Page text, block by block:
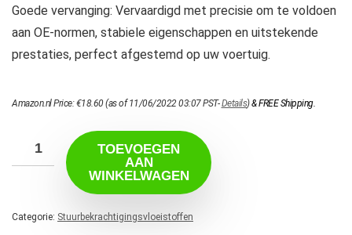
Goede vervanging: Vervaardigd met precisie om te voldoen
aan OE-normen, stabiele eigenschappen en uitstekende
prestaties, perfect afgestemd op uw voertuig.
Amazon.nl Price:€18.60(as of 11/06/2022 03:07 PST-Details)&FREE Shipping.
TOEVOEGEN
AAN
WINKELWAGEN
Categorie: Stuurbekrachtigingsvloeistoffen